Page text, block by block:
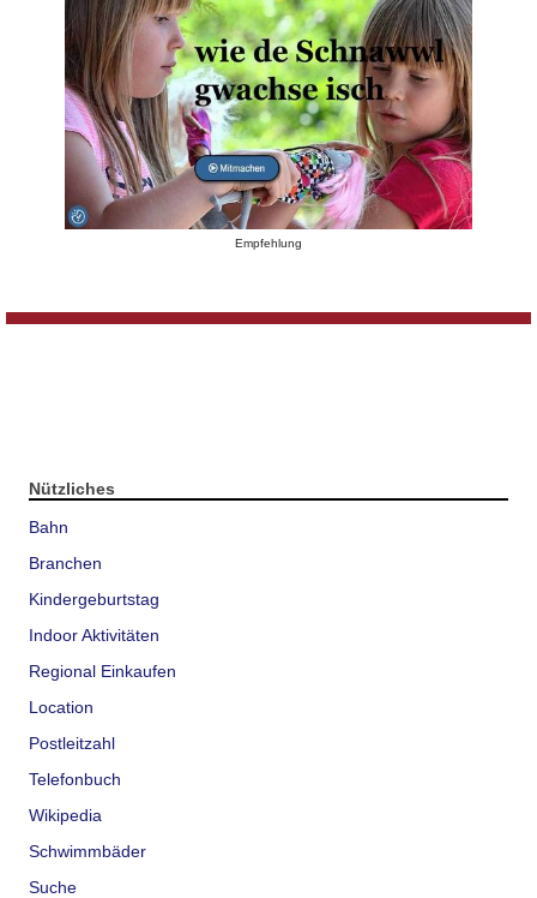
Empfehlung
Nützliches
Bahn
Branchen
Kindergeburtstag
Indoor Aktivitäten
Regional Einkaufen
Location
Postleitzahl
Telefonbuch
Wikipedia
Schwimmbäder
Suche